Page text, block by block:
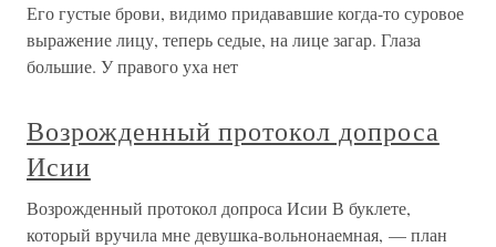
Его густые брови, видимо придававшие когда-то суровое
выражение лицу, теперь седые, на лице загар. Глаза
большие. У правого уха нет
Возрожденный протокол допроса
Исии
Возрожденный протокол допроса Исии В буклете,
который вручила мне девушка-вольнонаемная, — план